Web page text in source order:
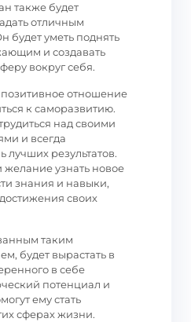
также будет
отличным
будет уметь поднять
и создавать
вокруг себя.
позитивное отношение
к саморазвитию.
над своими
и всегда
лучших результатов.
желание узнать новое
знания и навыки,
своих
таким
будет вырастать в
в себе
потенциал и
ему стать
сферах жизни.